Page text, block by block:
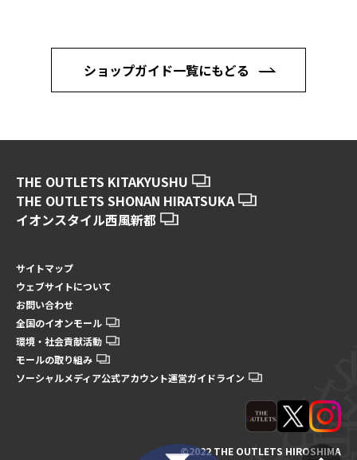
ショップガイド一覧にもどる
THE OUTLETS KITAKYUSHU
THE OUTLETS SHONAN HIRATSUKA
イオンスタイル西風新都
サイトマップ
ウェブサイトについて
お問い合わせ
全国のイオンモール
環境・社会貢献活動
モールの取り組み
ソーシャルメディア公式アカウント運営ガイドライン
©2022 THE OUTLETS HIROSHIMA